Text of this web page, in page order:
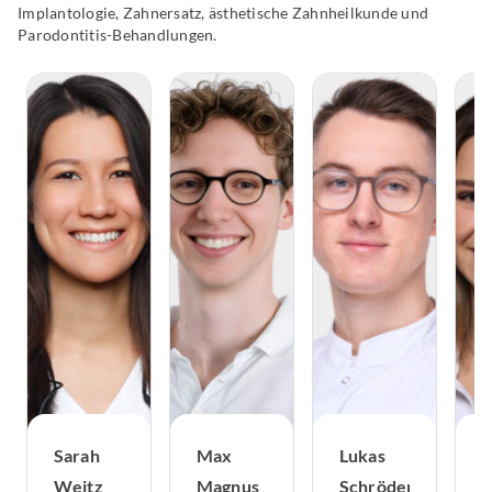
Implantologie, Zahnersatz, ästhetische Zahnheilkunde und
Parodontitis-Behandlungen.
Sarah
Weitz
Max
Magnus
Lukas
Schröder